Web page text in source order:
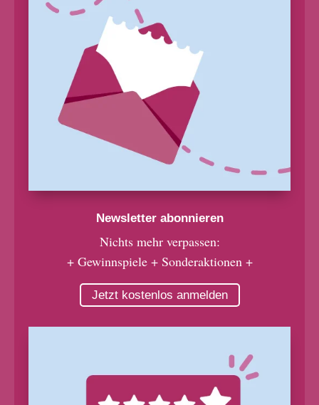
Newsletter abonnieren
Nichts mehr verpassen:
+ Gewinnspiele + Sonderaktionen +
Jetzt kostenlos anmelden